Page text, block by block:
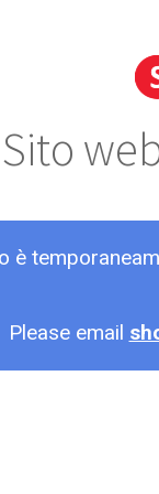
Sito
è
Please email